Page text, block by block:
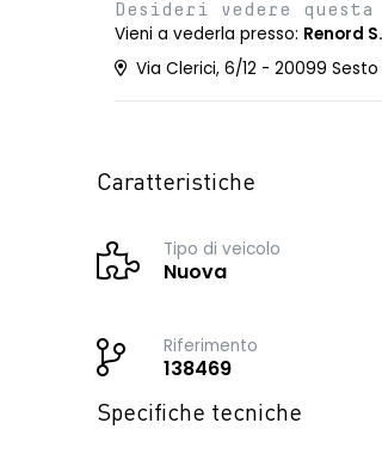
Desideri vedere
Vieni a vederla presso: Renord
Via Clerici, 6/12 - 20099 Sesto
Caratteristiche
Tipo di veicolo
Nuova
Riferimento
138469
Specifiche tecniche